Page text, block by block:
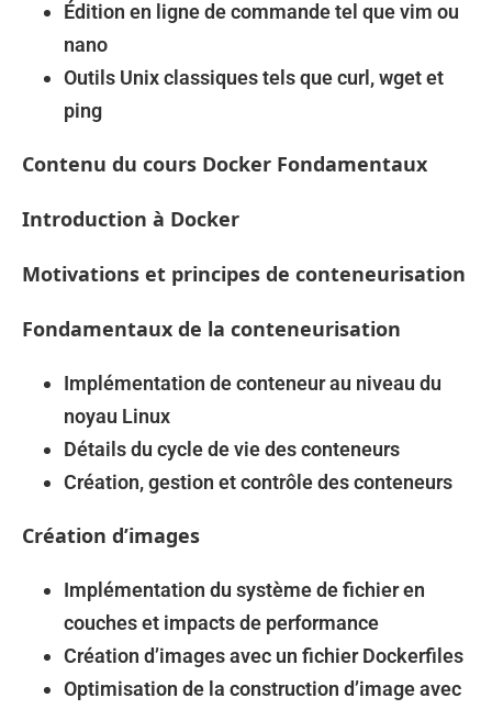
Édition en ligne de commande tel que vim ou
nano
Outils Unix classiques tels que curl, wget et
ping
Contenu du cours Docker Fondamentaux
Introduction à Docker
Motivations et principes de conteneurisation
Fondamentaux de la conteneurisation
Implémentation de conteneur au niveau du
noyau Linux
Détails du cycle de vie des conteneurs
Création, gestion et contrôle des conteneurs
Création d’images
Implémentation du système de fichier en
couches et impacts de performance
Création d’images avec un fichier Dockerfiles
Optimisation de la construction d’image avec